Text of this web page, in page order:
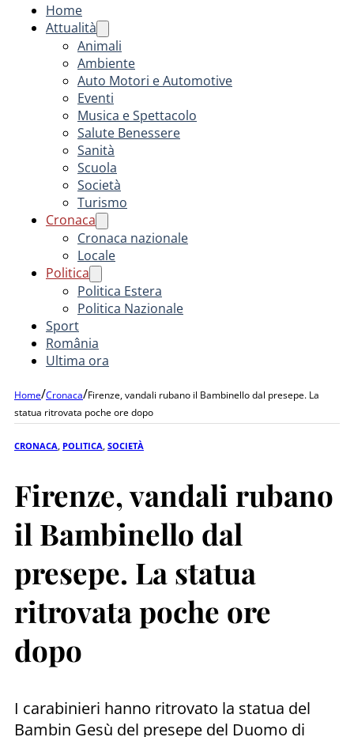
Home
Attualità
Animali
Ambiente
Auto Motori e Automotive
Eventi
Musica e Spettacolo
Salute Benessere
Sanità
Scuola
Società
Turismo
Cronaca
Cronaca nazionale
Locale
Politica
Politica Estera
Politica Nazionale
Sport
România
Ultima ora
Home/Cronaca/Firenze, vandali rubano il Bambinello dal presepe. La
statua ritrovata poche ore dopo
CRONACA POLITICA SOCIETÀ
Firenze, vandali rubano
il Bambinello dal
presepe. La statua
ritrovata poche ore
dopo
I carabinieri hanno ritrovato la statua del
Bambin Gesù del presepe del Duomo di